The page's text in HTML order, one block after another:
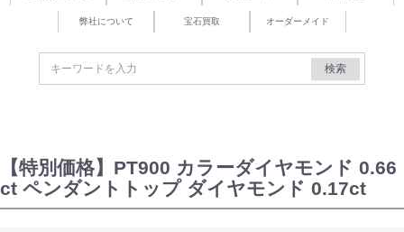
弊社について 宝石買取 オーダーメイド
検索
【特別価格】PT900 カラーダイヤモンド 0.66
ct ペンダントトップ ダイヤモンド 0.17ct